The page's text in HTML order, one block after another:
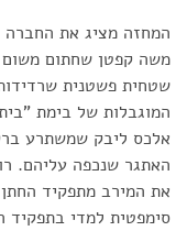
המחזה מציג את החברה
משה קפטן שחתום
שטחית פשטנית
המוגבלות של בימת
אלכס ליבק שמשתרע
האתגר שנכפה עליהם.
את המירב מתפקיד החתן
סימפטית למדי בתפקיד